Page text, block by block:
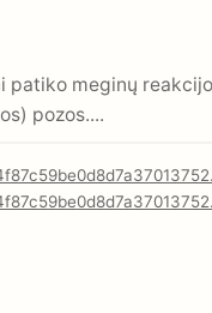
patiko meginų
pozos....